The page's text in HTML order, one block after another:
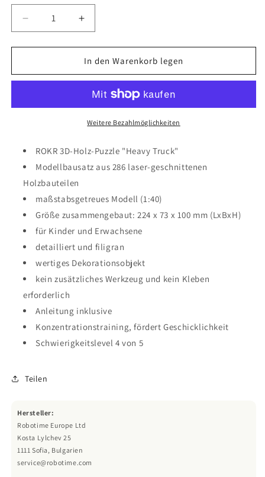
Verringere
die
Menge
ROKR
Puzzle
Erhöhe
die
Menge
für
ROKR
Holz-
Puzzle
Heavy
In den Warenkorb legen
Weitere Bezahlmöglichkeiten
ROKR 3D-Holz-Puzzle "Heavy Truck"
Modellbausatz aus 286 laser-geschnittenen
Holzbauteilen
maßstabsgetreues Modell (1:40)
Größe zusammengebaut: 224 x 73 x 100 mm (LxBxH)
für Kinder und Erwachsene
detailliert und filigran
wertiges Dekorationsobjekt
kein zusätzliches Werkzeug und kein Kleben
erforderlich
Anleitung inklusive
Konzentrationstraining, fördert Geschicklichkeit
Schwierigkeitslevel 4 von 5
Teilen
Hersteller:
Robotime Europe Ltd
Kosta Lylchev 25
1111 Sofia, Bulgarien
service@robotime.com